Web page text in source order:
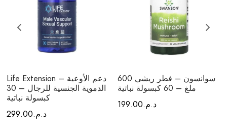
Life Extension – دعم الأوعية
الدموية الجنسية للرجال – 30
كبسولة نباتية
د.م.299.00
سوانسون – فطر ريشي 600
ملغ – 60 كبسولة نباتية
د.م.199.00